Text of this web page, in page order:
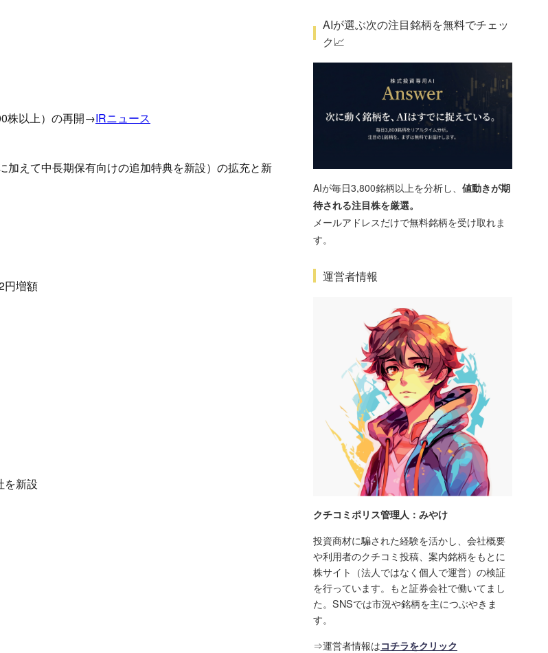
株以上）の再開→IRニュース
えて中長期保有向けの追加特典を新設）の拡充と新
円増額
を新設
AIが選ぶ次の注目銘柄を無料でチェッ
ク📈
AIが毎日3,800銘柄以上を分析し、 値動きが期
待される注目株を厳選。
メールアドレスだけで無料銘柄を受け取れま
す。
運営者情報
クチコミポリス管理人：みやけ
投資商材に騙された経験を活かし、会社概要
や利用者のクチコミ投稿、案内銘柄をもとに
株サイト（法人ではなく個人で運営）の検証
を行っています。もと証券会社で働いてまし
た。SNSでは市況や銘柄を主につぶやきま
す。
⇒運営者情報はコチラをクリック